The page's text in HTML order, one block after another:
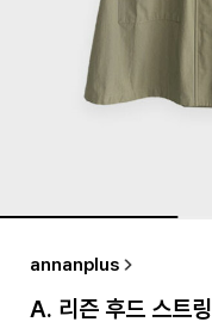
annanplus
A. 리즌 후드 스트